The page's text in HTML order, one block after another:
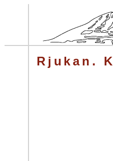
Rjukan.